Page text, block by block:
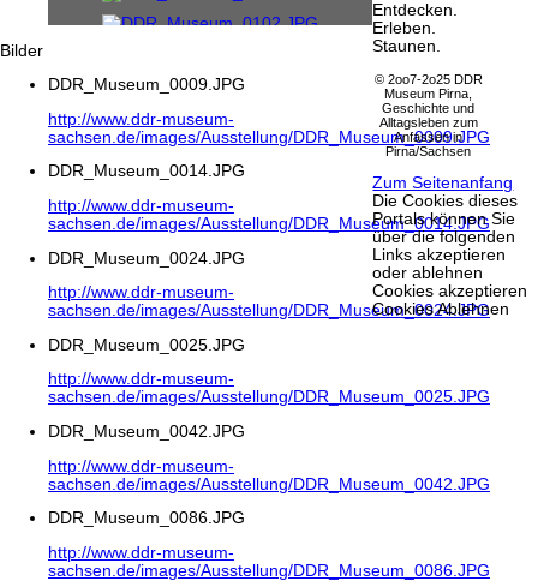
Bilder
DDR_Museum_0009.JPG
http://www.ddr-museum-
sachsen.de/images/Ausstellung/DDR_Museum_0009.JPG
DDR_Museum_0014.JPG
http://www.ddr-museum-
sachsen.de/images/Ausstellung/DDR_Museum_0014.JPG
DDR_Museum_0024.JPG
http://www.ddr-museum-
sachsen.de/images/Ausstellung/DDR_Museum_0024.JPG
DDR_Museum_0025.JPG
http://www.ddr-museum-
sachsen.de/images/Ausstellung/DDR_Museum_0025.JPG
DDR_Museum_0042.JPG
http://www.ddr-museum-
sachsen.de/images/Ausstellung/DDR_Museum_0042.JPG
DDR_Museum_0086.JPG
http://www.ddr-museum-
sachsen.de/images/Ausstellung/DDR_Museum_0086.JPG
Entdecken.
Erleben.
Staunen.
© 2oo7-2o25 DDR
Museum Pirna,
Geschichte und
Alltagsleben zum
Anfassen in
Pirna/Sachsen
Zum Seitenanfang
Die Cookies dieses
Portals können Sie
über die folgenden
Links akzeptieren
oder ablehnen
Cookies akzeptieren
Cookies Ablehnen